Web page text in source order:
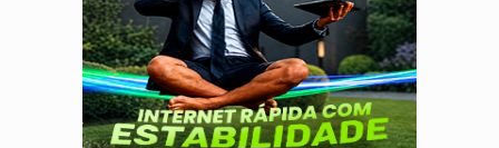
SUCESSO NA ABERTURA:2ª Feira Rondônia Empreendedora segue no Espaço
REESTRUTURAÇÃO:Secretário da Seinfra de Porto Velho pede
SAÚDE INDÍGENA:Pirahã terão consultas e exames especializados durante